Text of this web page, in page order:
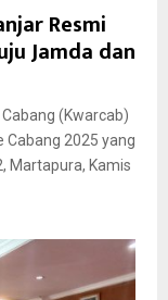
Resmi
Jamda dan
(Kwarcab)
2025 yang
Martapura, Kamis